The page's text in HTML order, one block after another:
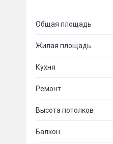
Общая площадь
Жилая площадь
Кухня
Ремонт
Высота потолков
Балкон